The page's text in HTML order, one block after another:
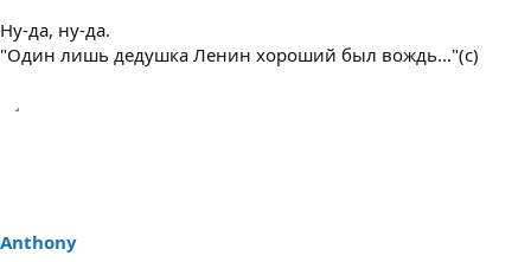
Ну-да, ну-да.
"Один лишь дедушка Ленин хороший был вождь..."(с)
Anthony